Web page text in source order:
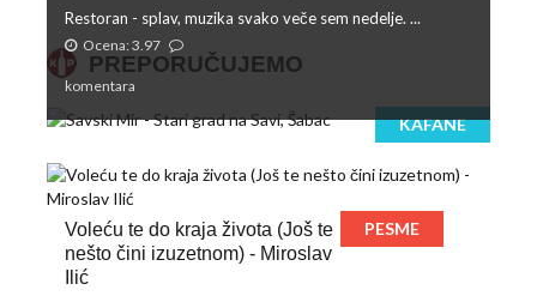
PREPORUČUJEMO
KAFANE
Restoran - splav, muzika svako veče sem nedelje. ...
Ocena: 3.97
komentara
Voleću te do kraja života (Još te
nešto čini izuzetnom) - Miroslav
Ilić
PESME